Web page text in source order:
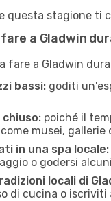
questa stagione ti
a Gladwin
fare a Gladwin
bassi: goditi
poiché il
musei, gallerie
in una spa locale:
o godersi
locali di
di cucina o